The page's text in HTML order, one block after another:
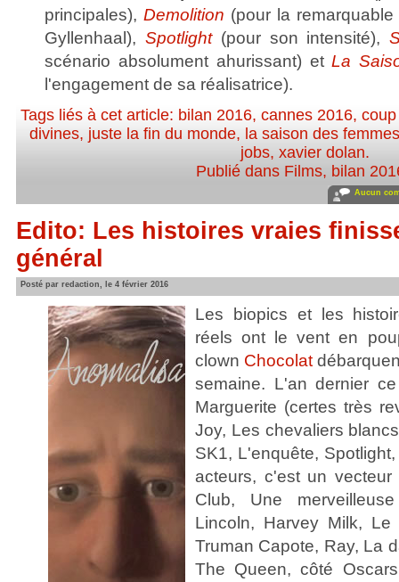
principales), Demolition (pour la
Gyllenhaal), Spotlight (pour son intensité),
scénario absolument ahurissant) etLa
l'engagement de sa réalisatrice).
Tags liés à cet article: bilan 2016,cannes 2016,
divines, juste la fin du monde, la saison des
jobs,xavier dolan.
Publié dans Films, bilan
Aucun
Edito: Les histoires vraies
général
Posté par redaction, le 4 février 2016
Les biopics et les
réels ont le vent en
clown Chocolat
semaine. L'an dernier
Marguerite (certes très
Joy, Les chevaliers
SK1, L'enquête,
acteurs, c'est un
Club, Une
Lincoln, Harvey Milk,
Truman Capote, Ray, La
The Queen, côté